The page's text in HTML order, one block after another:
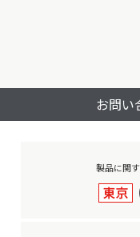
お問い
製品に関